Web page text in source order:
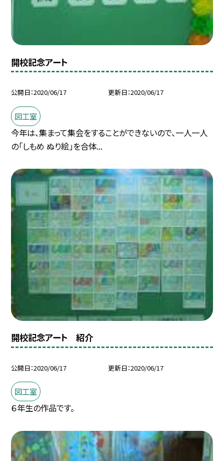
開校記念アート
公開日 2020/06/17 更新日 2020/06/17
図工室
今年は、集まって集会をすることができないので、一人一人
の「しもめ ぬり絵」を合体...
開校記念アート 紹介
公開日 2020/06/17 更新日 2020/06/17
図工室
６年生の作品です。